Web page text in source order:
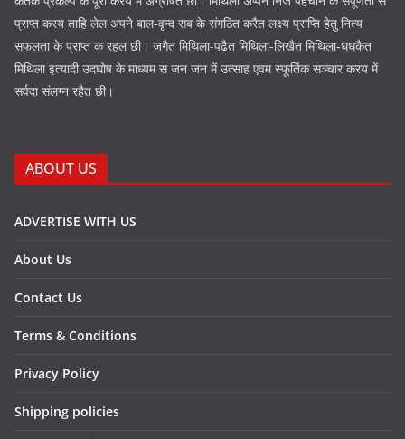
प्राप्त करय ताहि लेल अपने बाल-वृन्द सब के संगठित करैत लक्ष्य प्राप्ति हेतु नित्य
सफलता के प्राप्त क रहल छी। जगैत मिथिला-पढ़ैत मिथिला-लिखैत मिथिला-धधकैत
मिथिला इत्यादी उदघोष के माध्यम स जन जन में उत्साह एवम स्फूर्तिक सञ्चार करय में
सर्वदा संलग्न रहैत छी।
ABOUT US
ADVERTISE WITH US
About Us
Contact Us
Terms & Conditions
Privacy Policy
Shipping policies